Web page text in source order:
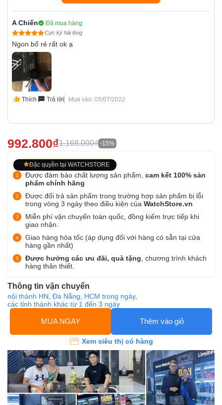
A Chiến Đã mua hàng
Cực kỳ hài lòng
Ngon bổ rẻ rất ok ạ
Thích Trả lời Mua vào: 05/07/2022
992.800₫1.168.000₫ -15%
Đặc quyền tại WATCHSTORE
Được đảm bảo chất lượng sản phẩm, cam kết 100% sản
phẩm chính hãng
Được đổi trả sản phẩm trong trường hợp sản phẩm bị lỗi
trong vòng 3 ngày theo điều kiện của WatchStore.vn
Miễn phí vận chuyển toàn quốc, đồng kiểm trực tiếp khi
giao nhận.
Giao hàng hỏa tốc (áp dụng đối với hàng có sẵn tại cửa
hàng gần nhất)
Được hưởng các ưu đãi, quà tặng , chương trình khách
hàng thân thiết.
Thông tin vận chuyển
nội thành HN, Đà Nẵng, HCM trong ngày,
các tỉnh thành khác từ 1 đến 3 ngày
MUA NGAY Thêm vào giỏ
Xem siêu thị có hàng